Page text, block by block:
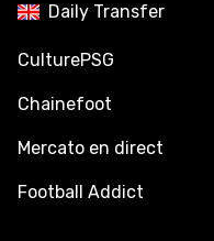
Daily Transfer
CulturePSG
Chainefoot
Mercato en direct
Football Addict